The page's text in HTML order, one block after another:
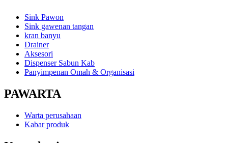
Sink Pawon
Sink gawenan tangan
kran banyu
Drainer
Aksesori
Dispenser Sabun Kab
Panyimpenan Omah & Organisasi
PAWARTA
Warta perusahaan
Kabar produk